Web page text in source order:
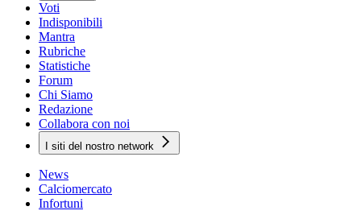
Voti
Indisponibili
Mantra
Rubriche
Statistiche
Forum
Chi Siamo
Redazione
Collabora con noi
I siti del nostro network
News
Calciomercato
Infortuni